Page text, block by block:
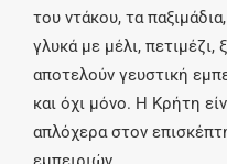
του ντάκου, τα
γλυκά με μέλι,
αποτελούν γευστική
και όχι μόνο. Η Κρήτη
απλόχερα στον